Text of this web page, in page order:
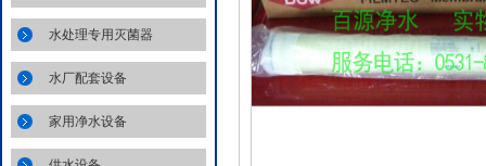
水处理专用灭菌器
水厂配套设备
家用净水设备